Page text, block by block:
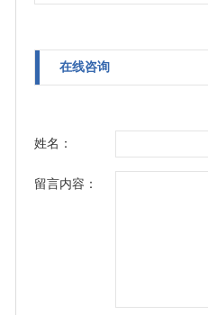
在线咨询
姓名：
留言内容：